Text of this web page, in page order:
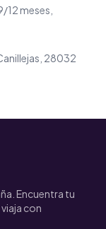
meses,
28032
Encuentra tu
con